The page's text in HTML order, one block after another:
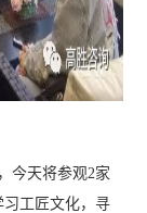
今天将参观2家
习工匠文化，寻